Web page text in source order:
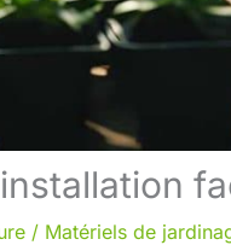
/ Matériels de